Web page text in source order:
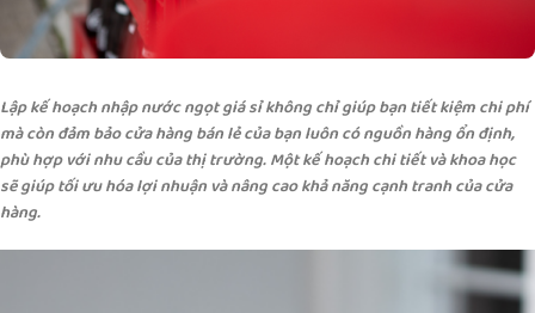
Lập kế hoạch nhập nước ngọt giá sỉ không chỉ giúp bạn tiết kiệm chi phí
mà còn đảm bảo cửa hàng bán lẻ của bạn luôn có nguồn hàng ổn định,
phù hợp với nhu cầu của thị trường. Một kế hoạch chi tiết và khoa học
sẽ giúp tối ưu hóa lợi nhuận và nâng cao khả năng cạnh tranh của cửa
hàng.